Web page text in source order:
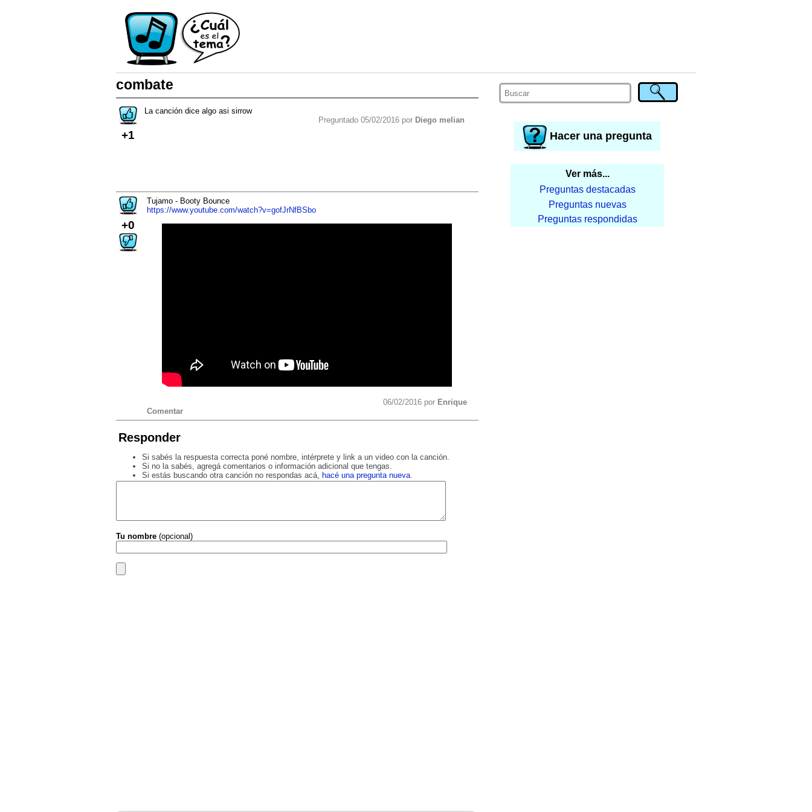
Hacer una pregunta
Ver más...
Preguntas destacadas
Preguntas nuevas
Preguntas respondidas
combate
+1
La canción dice algo asi sirrow
Preguntado 05/02/2016 por Diego melian
+0
Tujamo - Booty Bounce
https://www.youtube.com/watch?v=gofJrNfBSbo
06/02/2016 por Enrique
Comentar
Responder
Si sabés la respuesta correcta poné nombre, intérprete y link a un video con la canción.
Si no la sabés, agregá comentarios o información adicional que tengas.
Si estás buscando otra canción no respondas acá,
hacé una pregunta nueva.
Tu nombre (opcional)